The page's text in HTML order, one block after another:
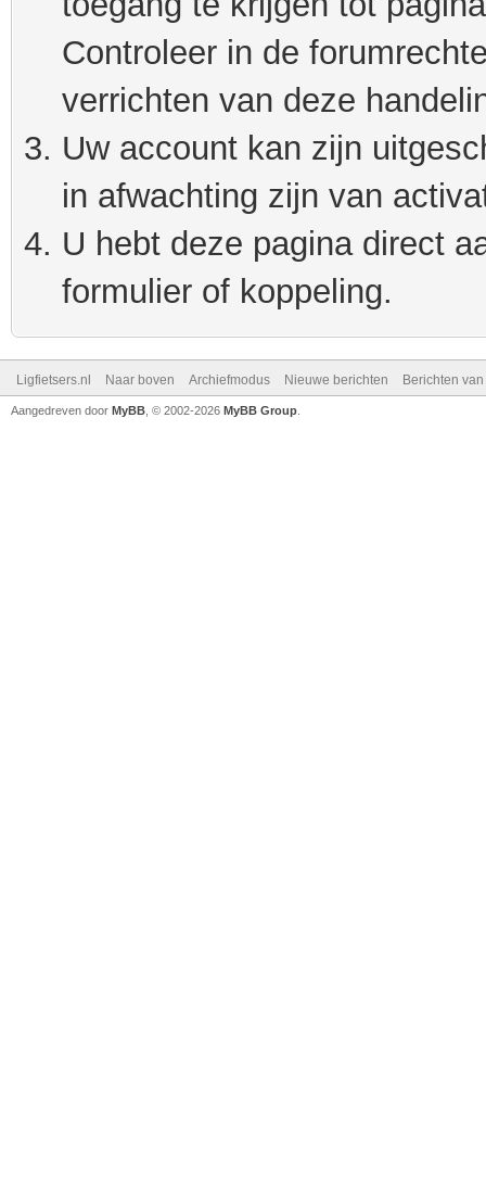
Controleer in de
verrichten van deze
Uw account kan zijn
in afwachting zijn van
U hebt deze pagina direct
formulier of koppeling.
Ligfietsers.nl Naar boven Archiefmodus Nieuwe berichten Berichten
Aangedreven door MyBB , © 2002-2026 MyBB Group